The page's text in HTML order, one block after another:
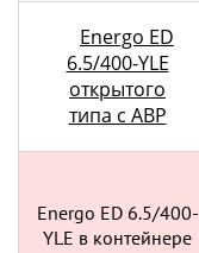
Energo ED
6.5/400-YLE
открытого
типа с АВР
Energo ED 6.5/400-
YLE в контейнере